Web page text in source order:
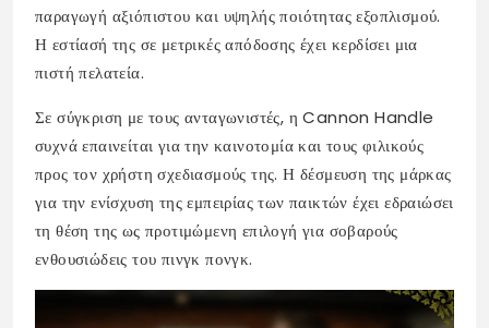
παραγωγή αξιόπιστου και υψηλής ποιότητας εξοπλισμού.
Η εστίασή της σε μετρικές απόδοσης έχει κερδίσει μια
πιστή πελατεία.
Σε σύγκριση με τους ανταγωνιστές, η Cannon Handle
συχνά επαινείται για την καινοτομία και τους φιλικούς
προς τον χρήστη σχεδιασμούς της. Η δέσμευση της μάρκας
για την ενίσχυση της εμπειρίας των παικτών έχει εδραιώσει
τη θέση της ως προτιμώμενη επιλογή για σοβαρούς
ενθουσιώδεις του πινγκ πονγκ.